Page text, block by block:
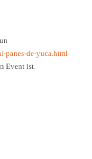
panes-de-yuca.html
Event ist.